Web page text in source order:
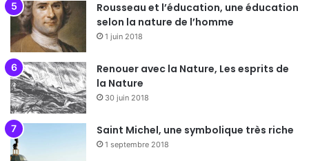
Rousseau et l’éducation, une éducation
selon la nature de l’homme
1 juin 2018
Renouer avec la Nature, Les esprits de
la Nature
30 juin 2018
Saint Michel, une symbolique très riche
1 septembre 2018